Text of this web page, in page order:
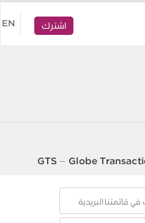
اشترك EN
GTS – Globe
قائمتنا البريدية